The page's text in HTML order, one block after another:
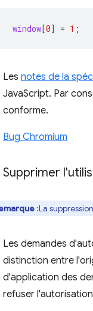
window[0] = 1 ;
Les notes de la
JavaScript. Par
conforme.
Bug Chromium
Supprimer
:La
Les demandes
distinction entre
d'application des
refuser